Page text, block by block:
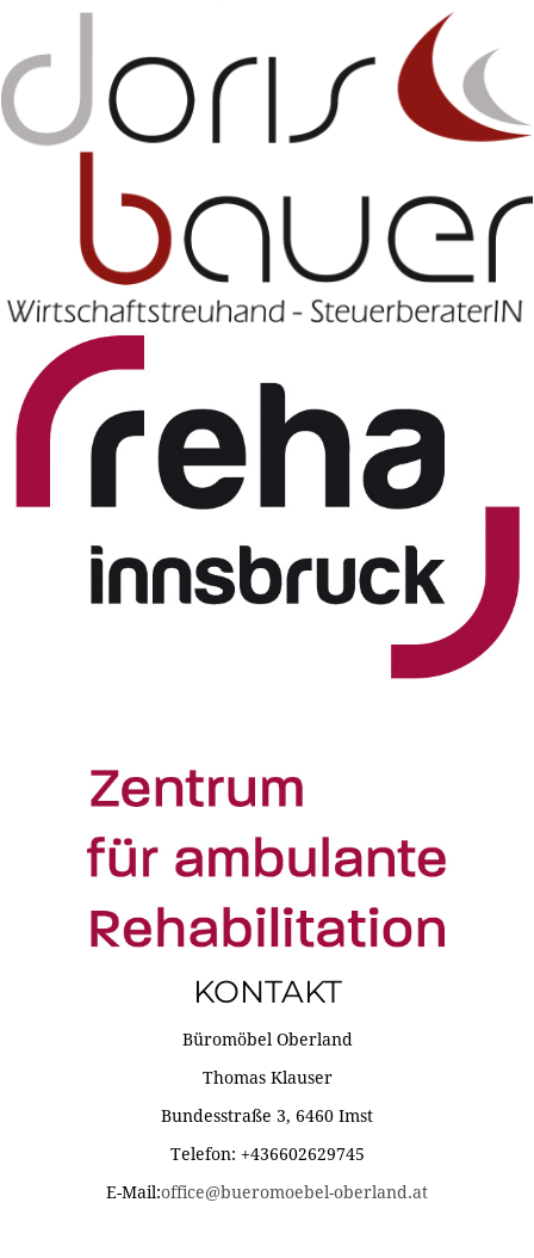
KONTAKT
Büromöbel Oberland
Thomas Klauser
Bundesstraße 3, 6460 Imst
Telefon: +436602629745
E-Mail:office@bueromoebel-oberland.at